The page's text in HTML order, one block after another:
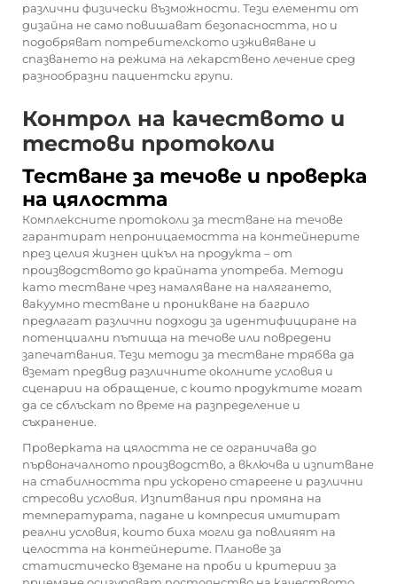
различни физически възможности. Тези елементи от
дизайна не само повишават безопасността, но и
подобряват потребителското изживяване и
спазването на режима на лекарствено лечение сред
разнообразни пациентски групи.
Контрол на качеството и
тестови протоколи
Тестване за течове и проверка
на цялостта
Комплексните протоколи за тестване на течове
гарантират непроницаемостта на контейнерите
през целия жизнен цикъл на продукта – от
производството до крайната употреба. Методи
като тестване чрез намаляване на налягането,
вакуумно тестване и проникване на багрило
предлагат различни подходи за идентифициране на
потенциални пътища на течове или повредени
запечатвания. Тези методи за тестване трябва да
вземат предвид различните околните условия и
сценарии на обращение, с които продуктите могат
да се сблъскат по време на разпределение и
съхранение.
Проверката на цялостта не се ограничава до
първоначалното производство, а включва и изпитване
на стабилността при ускорено стареене и различни
стресови условия. Изпитвания при промяна на
температурата, падане и компресия имитират
реални условия, които биха могли да повлияят на
целостта на контейнерите. Планове за
статистическо вземане на проби и критерии за